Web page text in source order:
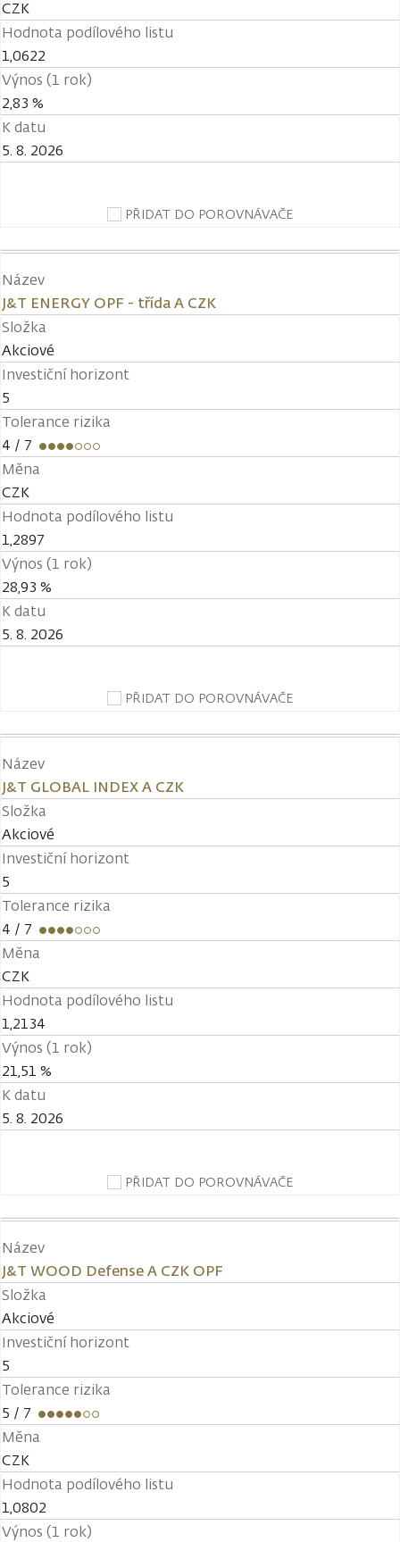
CZK
Hodnota podílového listu
1,0622
Výnos (1 rok)
2,83 %
K datu
5. 8. 2026
PŘIDAT DO POROVNÁVAČE
Název
J&T ENERGY OPF - třída A CZK
Složka
Akciové
Investiční horizont
5
Tolerance rizika
4 / 7
Měna
CZK
Hodnota podílového listu
1,2897
Výnos (1 rok)
28,93 %
K datu
5. 8. 2026
PŘIDAT DO POROVNÁVAČE
Název
J&T GLOBAL INDEX A CZK
Složka
Akciové
Investiční horizont
5
Tolerance rizika
4 / 7
Měna
CZK
Hodnota podílového listu
1,2134
Výnos (1 rok)
21,51 %
K datu
5. 8. 2026
PŘIDAT DO POROVNÁVAČE
Název
J&T WOOD Defense A CZK OPF
Složka
Akciové
Investiční horizont
5
Tolerance rizika
5 / 7
Měna
CZK
Hodnota podílového listu
1,0802
Výnos (1 rok)